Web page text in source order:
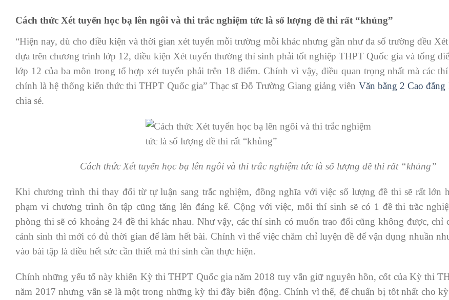
Cách thức Xét tuyển học bạ lên ngôi và thi trắc nghiệm tức là số lượng đề thi rất “khủng”
“Hiện nay, dù cho điều kiện và thời gian xét tuyển mỗi trường mỗi khác nhưng gần như đa số trường đều
dựa trên chương trình lớp 12, điều kiện Xét tuyển thường thí sinh phải tốt nghiệp THPT Quốc gia và tổng
lớp 12 của ba môn trong tổ hợp xét tuyển phải trên 18 điểm. Chính vì vậy, điều quan trọng nhất mà các
chính là hệ thống kiến thức thi THPT Quốc gia” Thạc sĩ Đỗ Trường Giang giảng viên Văn bằng 2 Cao
chia sẻ.
Cách thức Xét tuyển học bạ lên ngôi và thi trắc nghiệm tức là số lượng đề thi rất “khủng”
Khi chương trình thi thay đổi từ tự luận sang trắc nghiệm, đồng nghĩa với việc số lượng đề thi sẽ rất lớn
phạm vi chương trình ôn tập cũng tăng lên đáng kể. Cộng với việc, mỗi thí sinh sẽ có 1 đề thi trắc
phòng thi sẽ có khoảng 24 đề thi khác nhau. Như vậy, các thí sinh có muốn trao đổi cũng không được, chỉ
cánh sinh thì mới có đủ thời gian để làm hết bài. Chính vì thế việc chăm chỉ luyện đề để vận dụng nhuần
vào bài tập là điều hết sức cần thiết mà thí sinh cần thực hiện.
Chính những yếu tố này khiến Kỳ thi THPT Quốc gia năm 2018 tuy vẫn giữ nguyên hồn, cốt của Kỳ thi
năm 2017 nhưng vẫn sẽ là một trong những kỳ thi đầy biến động. Chính vì thế, để chuẩn bị tốt nhất cho